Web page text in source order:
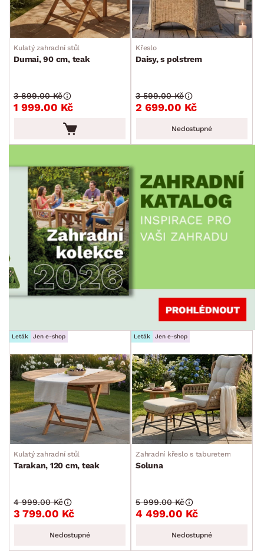
MÍSTNOST
SKLADOVOST
Kulatý zahradní stůl
Dumai, 90 cm, teak
1 999.00 Kč
3 899.00 Kč
Křeslo
Daisy, s polstrem
2 699.00 Kč
3 599.00 Kč
Nedostupné
Leták Jen e-shop
Kulatý zahradní stůl
Tarakan, 120 cm, teak
3 799.00 Kč
4 999.00 Kč
Nedostupné
Leták Jen e-shop
Zahradní křeslo s taburetem
Soluna
4 499.00 Kč
5 999.00 Kč
Nedostupné